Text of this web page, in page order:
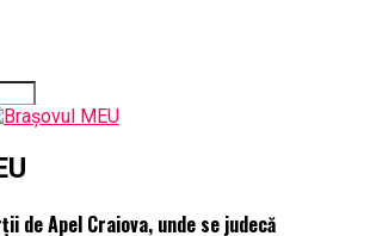
de Apel Craiova, unde se judecă